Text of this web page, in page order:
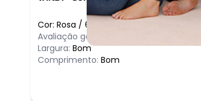
Cor: Rosa / 6
Avaliação geral do produto:
Largura: Bom
Comprimento: Bom